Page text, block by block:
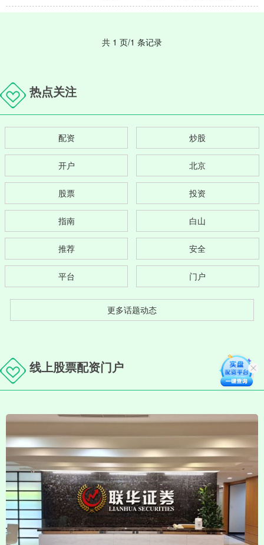
共 1 页/1 条记录
热点关注
配资 炒股
开户 北京
股票 投资
指南 白山
推荐 安全
平台 门户
更多话题动态
线上股票配资门户